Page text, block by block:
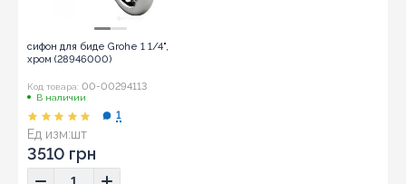
сифон для биде Grohe 1 1/4",
хром (28946000)
Код товара: 00-00294113
В наличии
Ед изм:шт
1
3510 грн